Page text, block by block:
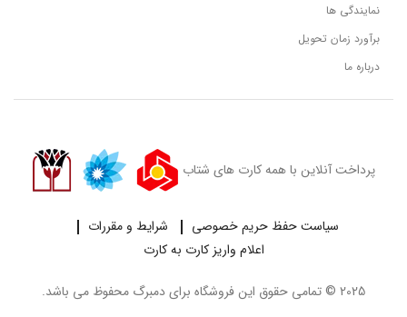
نمایندگی ها
برآورد زمان تحویل
درباره ما
پرداخت آنلاین با همه کارت های شتاب
سیاست حفظ حریم خصوصی
شرایط و مقررات
اعلام واریز کارت به کارت
2025 © تمامی حقوق این فروشگاه برای دمبرگ محفوظ می باشد.